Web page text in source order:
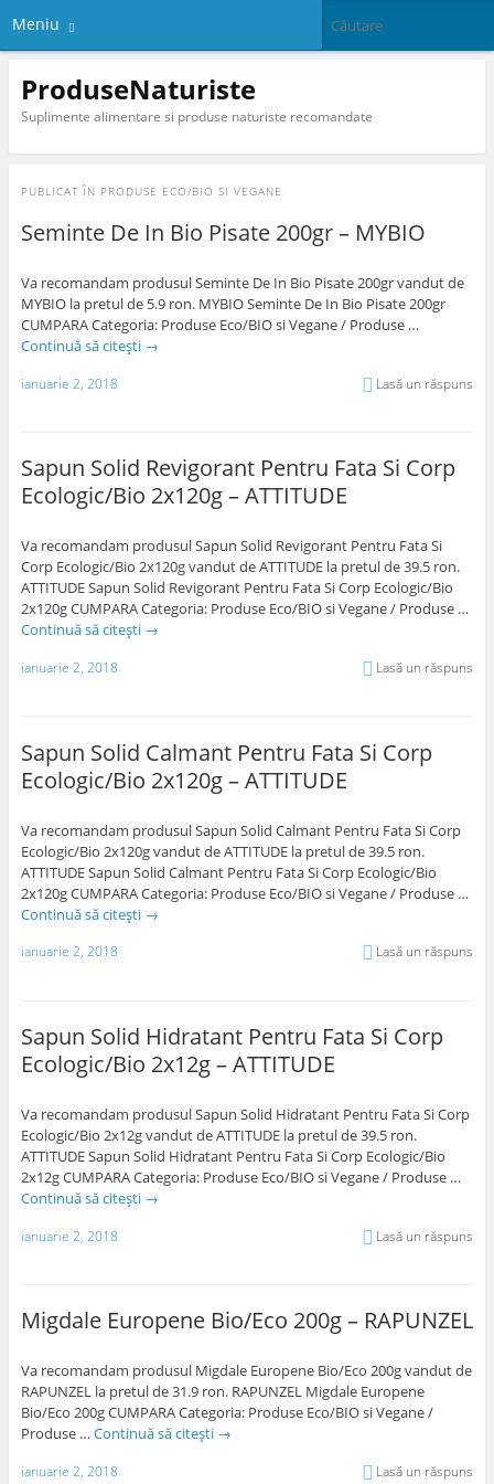
Meniu
ProduseNaturiste
Suplimente alimentare si produse naturiste recomandate
PUBLICAT ÎN PRODUSE ECO/BIO SI VEGANE
Seminte De In Bio Pisate 200gr – MYBIO
Va recomandam produsul Seminte De In Bio Pisate 200gr vandut de
MYBIO la pretul de 5.9 ron. MYBIO Seminte De In Bio Pisate 200gr
CUMPARA Categoria: Produse Eco/BIO si Vegane / Produse …
Continuă să citești →
ianuarie 2, 2018 Lasă un răspuns
Sapun Solid Revigorant Pentru Fata Si Corp
Ecologic/Bio 2x120g – ATTITUDE
Va recomandam produsul Sapun Solid Revigorant Pentru Fata Si
Corp Ecologic/Bio 2x120g vandut de ATTITUDE la pretul de 39.5 ron.
ATTITUDE Sapun Solid Revigorant Pentru Fata Si Corp Ecologic/Bio
2x120g CUMPARA Categoria: Produse Eco/BIO si Vegane / Produse …
Continuă să citești →
ianuarie 2, 2018 Lasă un răspuns
Sapun Solid Calmant Pentru Fata Si Corp
Ecologic/Bio 2x120g – ATTITUDE
Va recomandam produsul Sapun Solid Calmant Pentru Fata Si Corp
Ecologic/Bio 2x120g vandut de ATTITUDE la pretul de 39.5 ron.
ATTITUDE Sapun Solid Calmant Pentru Fata Si Corp Ecologic/Bio
2x120g CUMPARA Categoria: Produse Eco/BIO si Vegane / Produse …
Continuă să citești →
ianuarie 2, 2018 Lasă un răspuns
Sapun Solid Hidratant Pentru Fata Si Corp
Ecologic/Bio 2x12g – ATTITUDE
Va recomandam produsul Sapun Solid Hidratant Pentru Fata Si Corp
Ecologic/Bio 2x12g vandut de ATTITUDE la pretul de 39.5 ron.
ATTITUDE Sapun Solid Hidratant Pentru Fata Si Corp Ecologic/Bio
2x12g CUMPARA Categoria: Produse Eco/BIO si Vegane / Produse …
Continuă să citești →
ianuarie 2, 2018 Lasă un răspuns
Migdale Europene Bio/Eco 200g – RAPUNZEL
Va recomandam produsul Migdale Europene Bio/Eco 200g vandut de
RAPUNZEL la pretul de 31.9 ron. RAPUNZEL Migdale Europene
Bio/Eco 200g CUMPARA Categoria: Produse Eco/BIO si Vegane /
Produse … Continuă să citești →
ianuarie 2, 2018 Lasă un răspuns